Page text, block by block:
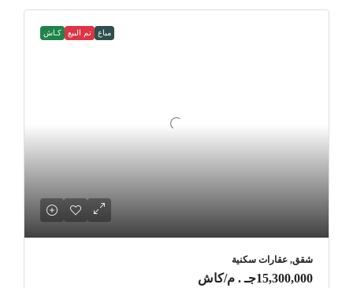
مباع تم البيع كـاش
شقق, عقارات سكنية
15,300,000جـ . م /كاش